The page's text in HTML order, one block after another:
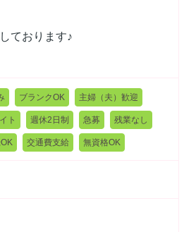
ております♪
ブランクOK 主婦（夫）歓迎
ト 週休2日制 急募 残業なし
交通費支給 無資格OK